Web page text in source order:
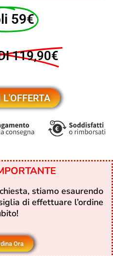
59€
119,90€
stiamo esaurendo
di effettuare l’ordine
Ora